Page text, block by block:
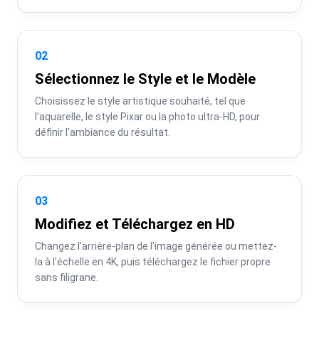
02
Sélectionnez le Style et le Modèle
Choisissez le style artistique souhaité, tel que
l'aquarelle, le style Pixar ou la photo ultra-HD, pour
définir l'ambiance du résultat.
03
Modifiez et Téléchargez en HD
Changez l'arrière-plan de l'image générée ou mettez-
la à l'échelle en 4K, puis téléchargez le fichier propre
sans filigrane.